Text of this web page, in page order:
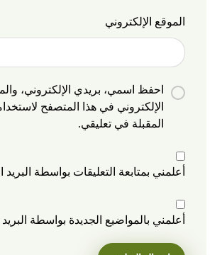
الموقع الإلكتروني
احفظ اسمي، بريدي الإلكتروني،
الإلكتروني في هذا المتصفح
المقبلة في تعليقي.
أعلمني بمتابعة التعليقات بواسطة البريد
أعلمني بالمواضيع الجديدة بواسطة البريد